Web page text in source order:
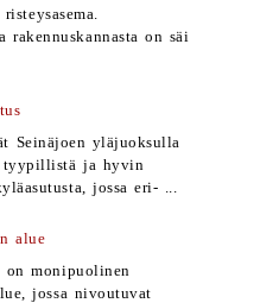
rakennuskannasta on säi
Seinäjoen yläjuoksulla
tyypillistä ja hyvin
jossa eri- ...
alue
on monipuolinen
jossa nivoutuvat